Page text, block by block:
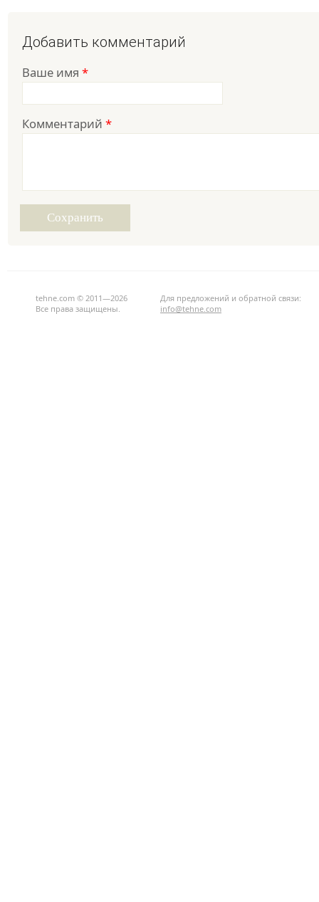
Добавить комментарий
Ваше имя *
Комментарий *
tehne.com © 2011—2026
Все права защищены.
Для предложений и обратной связи:
info@tehne.com